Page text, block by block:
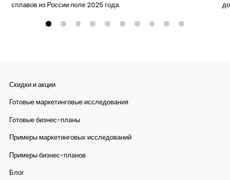
сплавов из России поле 2025 года.
Скидки и акции
Готовые маркетинговые исследования
Готовые бизнес-планы
Примеры маркетинговых исследований
Примеры бизнес-планов
Блог